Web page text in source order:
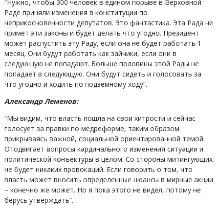
“Нужно, чтобы 300 человек в едином порыве в Верховной
Раде приняли изменения в конституции по
неприкосновенности депутатов. Это фантастика. Эта Рада не
примет эти законы и будет делать что угодно. Президент
может распустить эту Раду, если она не будет работать 1
месяц. Они будут работать как зайчики, если они в
следующую не попадают. Больше половины этой Рады не
попадает в следующую. Они будут сидеть и голосовать за
что угодно и ходить по подземному ходу”.
Александр Леменов:
“Мы видим, что власть пошла на свои хитрости и сейчас
голосует за правки по медреформе, таким образом
прикрываясь важной, социальной ориентированной темой.
Отодвигает вопросы кардинального изменения ситуации и
политической конъектуры в целом. Со стороны митингующих
не будет никаких провокаций. Если говорить о том, что
власть может вносить определенные нюансы в мирные акции
– конечно же может. Но я пока этого не видел, потому не
берусь утверждать”.